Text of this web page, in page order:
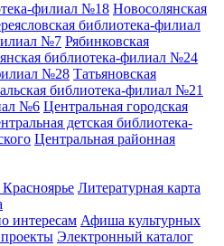
филиал №18 Новосолянская
библиотека-филиал
№7 Рябинковская
библиотека-филиал №24
№28 Татьяновская
библиотека-филиал №21
№6 Центральная городская
детская библиотека-
Центральная районная
Литературная карта
интересам Афиша культурных
Электронный каталог